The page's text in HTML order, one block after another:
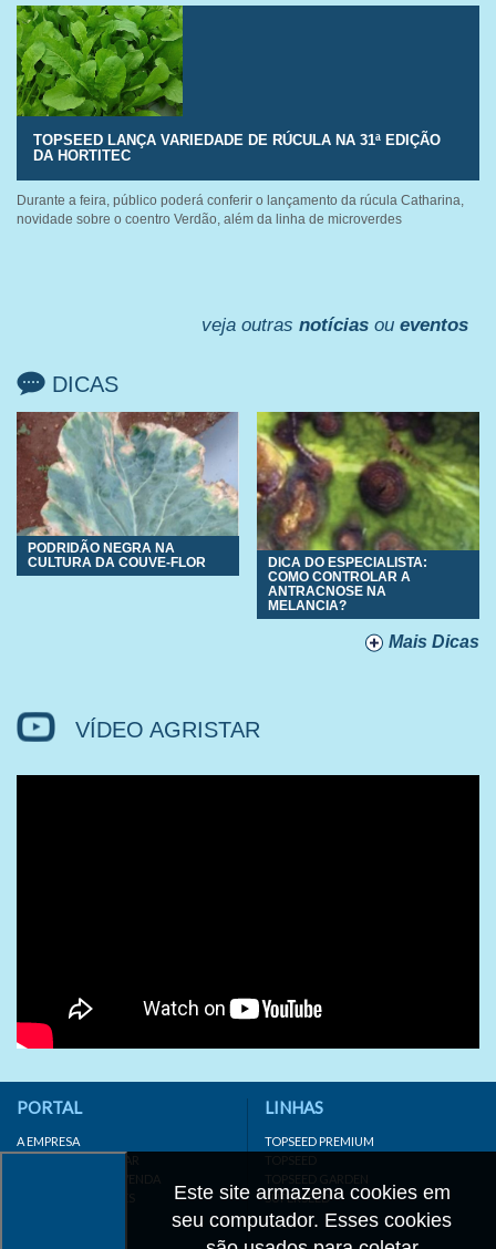
DICAS
PODRIDÃO NEGRA NA
CULTURA DA COUVE-FLOR
DICA DO ESPECIALISTA:
COMO CONTROLAR A
ANTRACNOSE NA
MELANCIA?
Mais Dicas
TOPSEED LANÇA VARIEDADE DE RÚCULA NA 31ª EDIÇÃO
DA HORTITEC
Durante a feira, público poderá conferir o lançamento da rúcula Catharina,
novidade sobre o coentro Verdão, além da linha de microverdes
veja outras notícias ou eventos
VÍDEO AGRISTAR
Este site armazena cookies em
seu computador. Esses cookies
PORTAL
A EMPRESA
INSTITUTO AGRISTAR
DISTRIBUIDOR/REVENDA
LINKS IMPORTANTES
LINHAS
TOPSEED PREMIUM
TOPSEED
TOPSEED GARDEN
SUPERSEED